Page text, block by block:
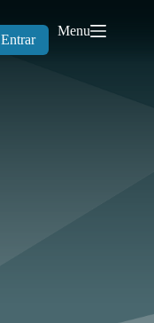
Entrar
Menu